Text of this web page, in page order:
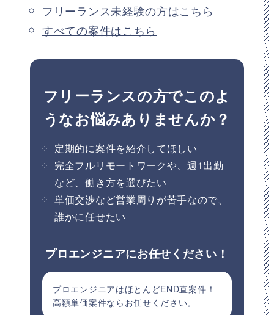
フリーランス未経験の方はこちら
すべての案件はこちら
フリーランスの方でこのよ
うなお悩みありませんか？
定期的に案件を紹介してほしい
完全フルリモートワークや、週1出勤
など、働き方を選びたい
単価交渉など営業周りが苦手なので、
誰かに任せたい
プロエンジニアにお任せください！
プロエンジニアはほとんどEND直案件！
高額単価案件ならお任せください。